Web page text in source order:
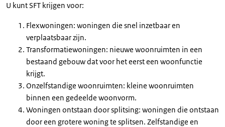
U kunt SFT krijgen voor:
Flexwoningen: woningen die snel inzetbaar en
verplaatsbaar zijn.
Transformatiewoningen: nieuwe woonruimten in een
bestaand gebouw dat voor het eerst een woonfunctie
krijgt.
Onzelfstandige woonruimten: kleine woonruimten
binnen een gedeelde woonvorm.
Woningen ontstaan door splitsing: woningen die ontstaan
door een grotere woning te splitsen. Zelfstandige en